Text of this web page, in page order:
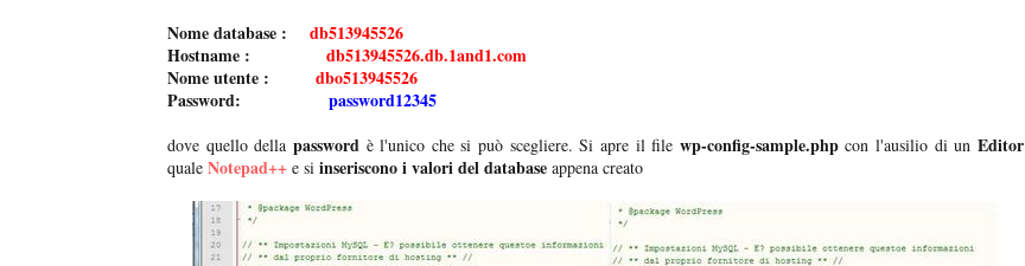
Nome database : db513945526
Hostname : db513945526.db.1and1.com
Nome utente : dbo513945526
Password: password12345
dove quello della password è l'unico che si può scegliere. Si apre il file wp-config-sample.phpcon l'ausilio di unEditor
quale Notepad++ e si inseriscono i valori del database appena creato